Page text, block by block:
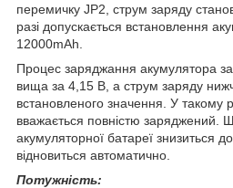
перемичку JP2, струм заряду
разі допускається встановлення
12000mAh.
Процес заряджання акумулятора
вища за 4,15 В, а струм заряду
встановленого значення. У такому
вважається повністю заряджений.
акумуляторної батареї знизиться
відновиться автоматично.
Потужність: